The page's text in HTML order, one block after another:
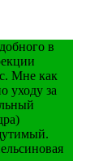
в
Мне как
уходу за